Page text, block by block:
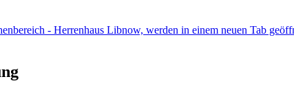
- Herrenhaus Libnow, werden in einem neuen Tab